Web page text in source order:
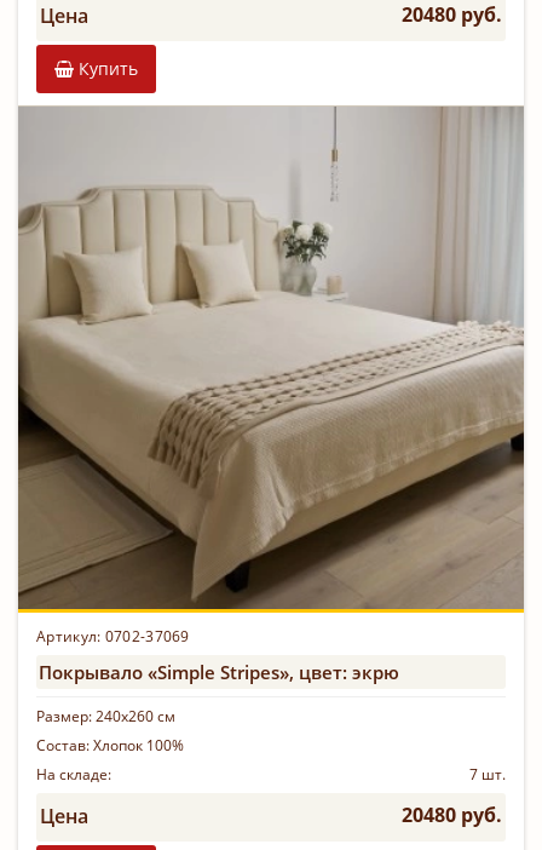
Цена 20480 руб.
Купить
Артикул: 0702-37069
Покрывало «Simple Stripes», цвет: экрю
Размер:240х260 см
Состав:Хлопок 100%
На складе:
7 шт.
Цена 20480 руб.